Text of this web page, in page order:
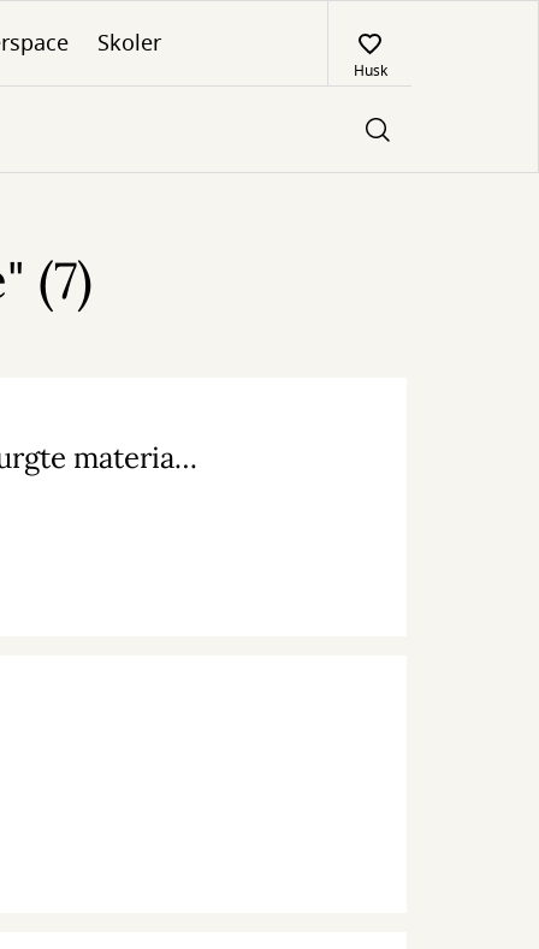
Skoler
Husk
(7)
Undgå at miste din plads i køen til de efterspurgte materialer